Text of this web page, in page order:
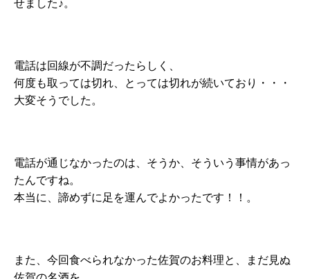
せました♪。
電話は回線が不調だったらしく、
何度も取っては切れ、とっては切れが続いており・・・
大変そうでした。
電話が通じなかったのは、そうか、そういう事情があっ
たんですね。
本当に、諦めずに足を運んでよかったです！！。
また、今回食べられなかった佐賀のお料理と、まだ見ぬ